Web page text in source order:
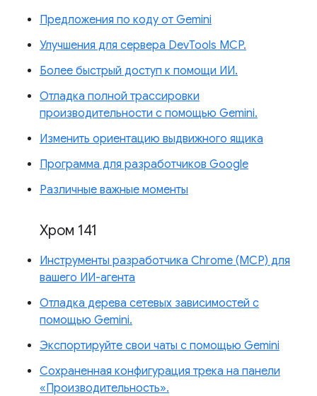
Предложения по коду от Gemini
Улучшения для сервера DevTools MCP.
Более быстрый доступ к помощи ИИ.
Отладка полной трассировки
производительности с помощью Gemini.
Изменить ориентацию выдвижного ящика
Программа для разработчиков Google
Различные важные моменты
Хром 141
Инструменты разработчика Chrome (MCP) для
вашего ИИ-агента
Отладка дерева сетевых зависимостей с
помощью Gemini.
Экспортируйте свои чаты с помощью Gemini
Сохраненная конфигурация трека на панели
«Производительность».